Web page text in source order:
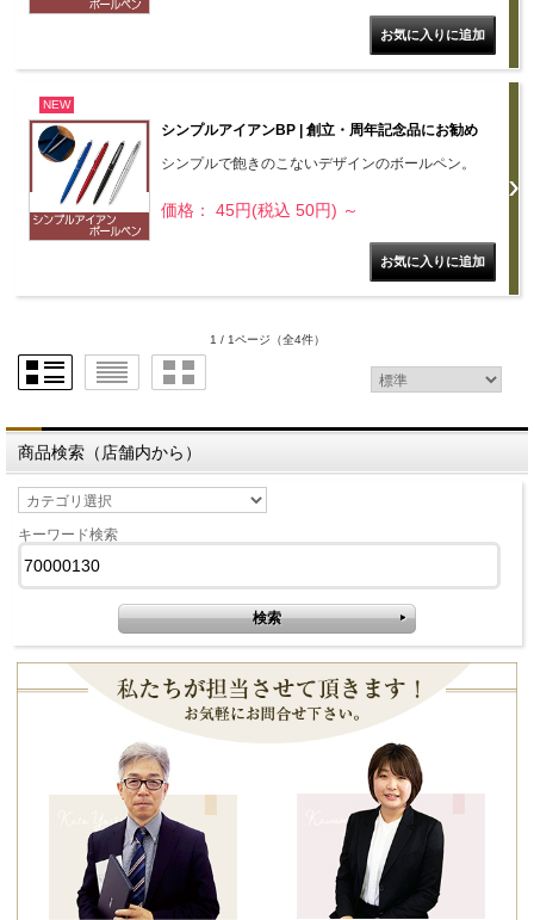
NEW
シンプルアイアンBP | 創立・周年記念品にお勧め
シンプルで飽きのこないデザインのボールペン。
価格： 45円(税込 50円) ～
1 / 1ページ （全4件）
商品検索（店舗内から）
キーワード検索